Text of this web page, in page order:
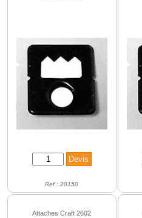
Ref : 20150
Attaches Craft 2602